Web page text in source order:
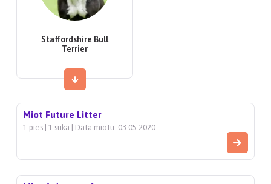
Staffordshire Bull
Terrier
Miot Future Litter
1 pies | 1 suka | Data miotu: 03.05.2020